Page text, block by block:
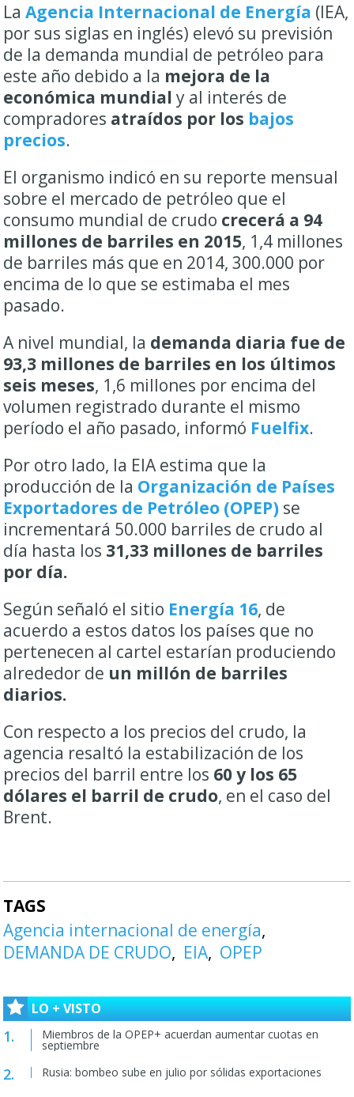
La Agencia Internacional de Energía (IEA,
por sus siglas en inglés) elevó su previsión
de la demanda mundial de petróleo para
este año debido a la mejora de la
económica mundial y al interés de
compradores atraídos por los bajos
precios.
El organismo indicó en su reporte mensual
sobre el mercado de petróleo que el
consumo mundial de crudo crecerá a 94
millones de barriles en 2015, 1,4 millones
de barriles más que en 2014, 300.000 por
encima de lo que se estimaba el mes
pasado.
A nivel mundial, la demanda diaria fue de
93,3 millones de barriles en los últimos
seis meses, 1,6 millones por encima del
volumen registrado durante el mismo
período el año pasado, informó Fuelfix.
Por otro lado, la EIA estima que la
producción de la Organización de Países
Exportadores de Petróleo (OPEP) se
incrementará 50.000 barriles de crudo al
día hasta los 31,33 millones de barriles
por día.
Según señaló el sitio Energía 16, de
acuerdo a estos datos los países que no
pertenecen al cartel estarían produciendo
alrededor de un millón de barriles
diarios.
Con respecto a los precios del crudo, la
agencia resaltó la estabilización de los
precios del barril entre los 60 y los 65
dólares el barril de crudo, en el caso del
Brent.
TAGS
Agencia internacional de energía
DEMANDA DE CRUDO
EIA OPEP
LO + VISTO
Miembros de la OPEP+ acuerdan aumentar cuotas en
septiembre
Rusia: bombeo sube en julio por sólidas exportaciones